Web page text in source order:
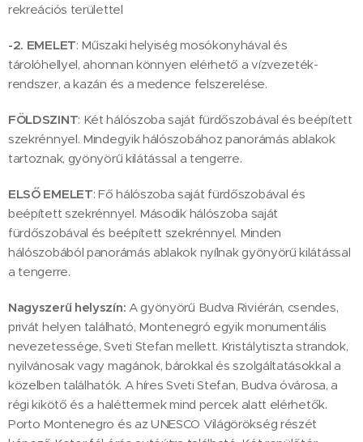
rekreációs területtel
-2. EMELET: Műszaki helyiség mosókonyhával és
tárolóhellyel, ahonnan könnyen elérhető a vízvezeték-
rendszer, a kazán és a medence felszerelése.
FÖLDSZINT: Két hálószoba saját fürdőszobával és beépített
szekrénnyel. Mindegyik hálószobához panorámás ablakok
tartoznak, gyönyörű kilátással a tengerre.
ELSŐ EMELET: Fő hálószoba saját fürdőszobával és
beépített szekrénnyel. Második hálószoba saját
fürdőszobával és beépített szekrénnyel. Minden
hálószobából panorámás ablakok nyílnak gyönyörű kilátással
a tengerre.
Nagyszerű helyszín: A gyönyörű Budva Riviérán, csendes,
privát helyen található, Montenegró egyik monumentális
nevezetessége, Sveti Stefan mellett. Kristálytiszta strandok,
nyilvánosak vagy magánok, bárokkal és szolgáltatásokkal a
közelben találhatók. A híres Sveti Stefan, Budva óvárosa, a
régi kikötő és a haléttermek mind percek alatt elérhetők.
Porto Montenegro és az UNESCO Világörökség részét